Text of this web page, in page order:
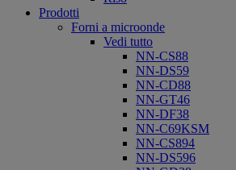
Prodotti
Forni a microonde
Vedi tutto
NN-CS88
NN-DS59
NN-CD88
NN-GT46
NN-DF38
NN-C69KSM
NN-CS894
NN-DS596